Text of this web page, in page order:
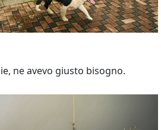
ne avevo giusto bisogno.